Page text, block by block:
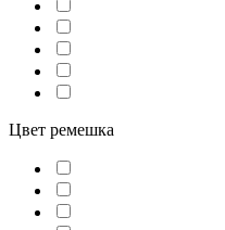
Цвет ремешка